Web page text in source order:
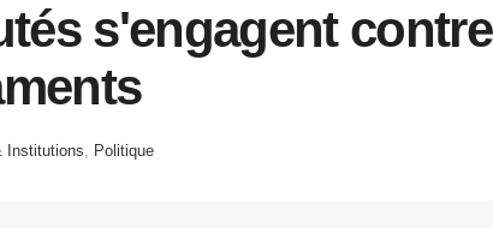
s'engagent contre
Institutions Politique